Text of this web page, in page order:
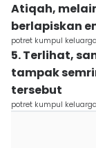
Atiqah,
berlapiskan
potret kumpul
5. Terlihat,
tampak
tersebut
potret kumpul